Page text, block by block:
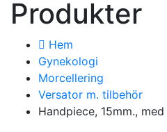
Produkter
Hem
Gynekologi
Morcellering
Versator m. tilbehör
Handpiece, 15mm.,